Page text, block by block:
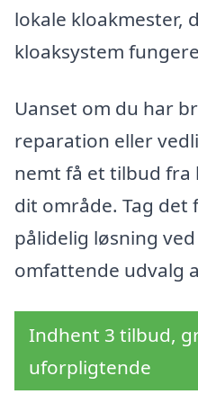
lokale kloakmester,
kloaksystem
Uanset om du har
reparation eller
nemt få et tilbud fra
dit område. Tag
pålidelig løsning
omfattende udvalg
Indhent 3 tilbud,
uforpligtende